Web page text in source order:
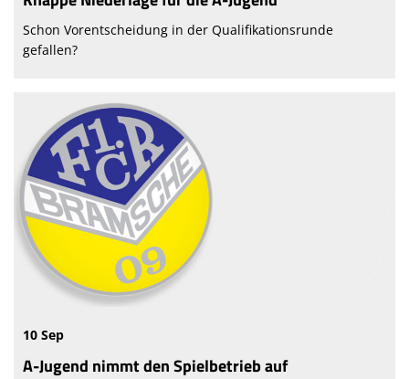
Schon Vorentscheidung in der Qualifikationsrunde
gefallen?
10 Sep
A-Jugend nimmt den Spielbetrieb auf